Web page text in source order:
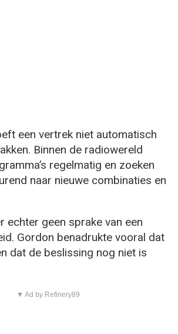
een vertrek niet automatisch
Binnen de radiowereld
regelmatig en zoeken
naar nieuwe combinaties en
echter geen sprake van een
Gordon benadrukte vooral dat
dat de beslissing nog niet is
▼ Ad by Refinery89